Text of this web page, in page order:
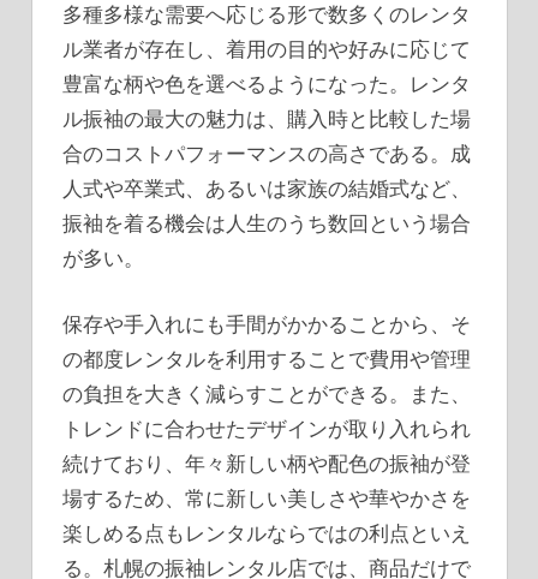
多種多様な需要へ応じる形で数多くのレンタ
ル業者が存在し、着用の目的や好みに応じて
豊富な柄や色を選べるようになった。レンタ
ル振袖の最大の魅力は、購入時と比較した場
合のコストパフォーマンスの高さである。成
人式や卒業式、あるいは家族の結婚式など、
振袖を着る機会は人生のうち数回という場合
が多い。
保存や手入れにも手間がかかることから、そ
の都度レンタルを利用することで費用や管理
の負担を大きく減らすことができる。また、
トレンドに合わせたデザインが取り入れられ
続けており、年々新しい柄や配色の振袖が登
場するため、常に新しい美しさや華やかさを
楽しめる点もレンタルならではの利点といえ
る。札幌の振袖レンタル店では、商品だけで